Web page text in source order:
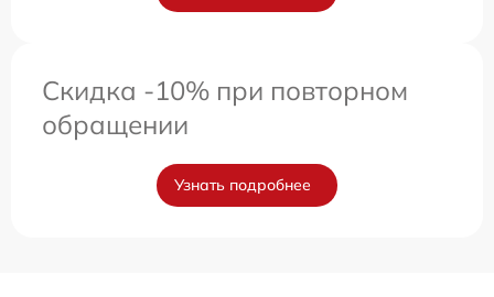
Скидка -10% при повторном
обращении
Узнать подробнее